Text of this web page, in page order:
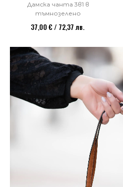
Дамска чанта 3в1 в
тъмнозелено
37,00 € / 72,37 лв.